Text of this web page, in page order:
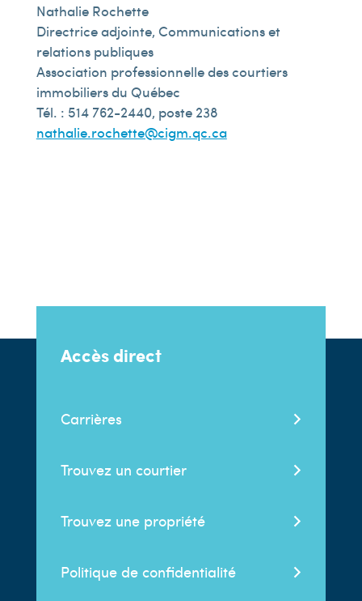
Nathalie Rochette
Directrice adjointe, Communications et
relations publiques
Association professionnelle des courtiers
immobiliers du Québec
Tél. : 514 762-2440, poste 238
nathalie.rochette@cigm.qc.ca
Accès direct
Carrières
Trouvez un courtier
Trouvez une propriété
Politique de confidentialité